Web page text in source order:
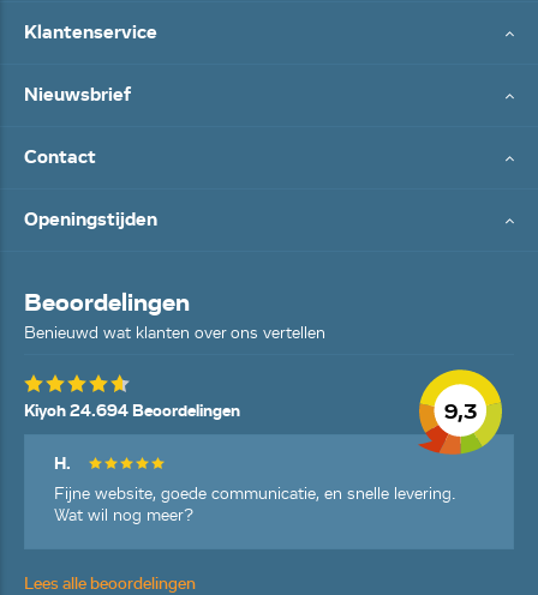
Klantenservice
Nieuwsbrief
Contact
Openingstijden
Beoordelingen
Benieuwd wat klanten over ons vertellen
9,3
Kiyoh 24.694 Beoordelingen
H.
Fijne website, goede communicatie, en snelle levering.
Wat wil nog meer?
Lees alle beoordelingen